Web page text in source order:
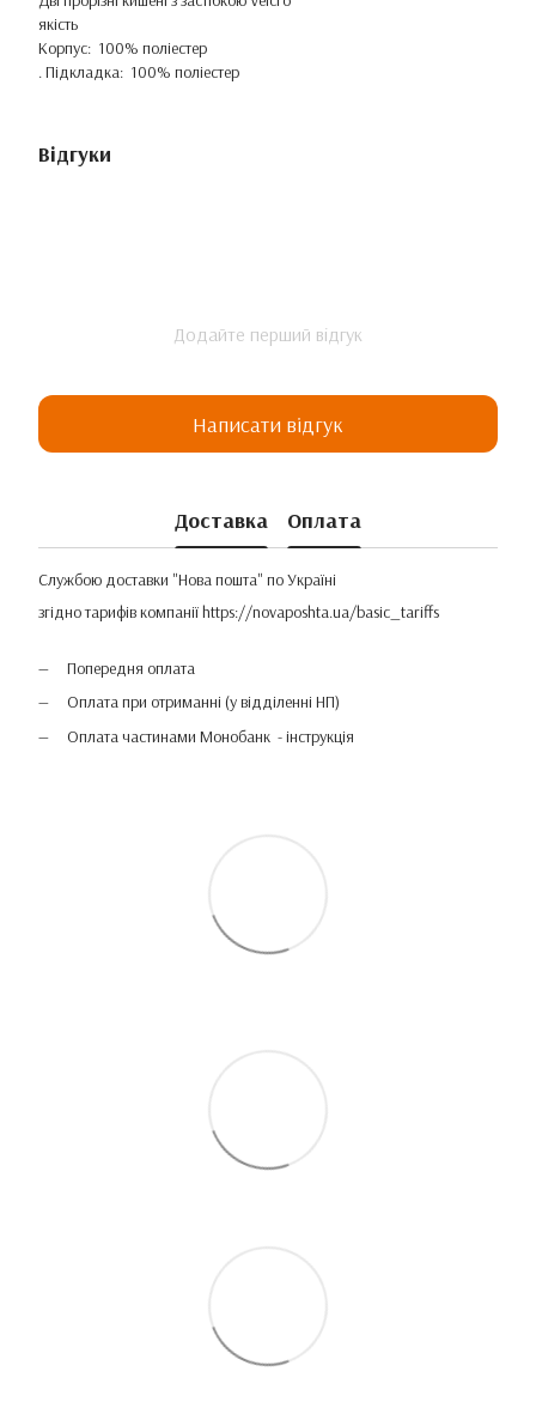
якість
Корпус: 100% поліестер
. Підкладка: 100% поліестер
Відгуки
Додайте перший відгук
Написати відгук
Доставка Оплата
Службою доставки "Нова пошта" по Україні
згідно тарифів компаніїhttps://novaposhta.ua/basic_tariffs
Попередня оплата
Оплата при отриманні (у відділенні НП)
Оплата частинами Монобанк - інструкція